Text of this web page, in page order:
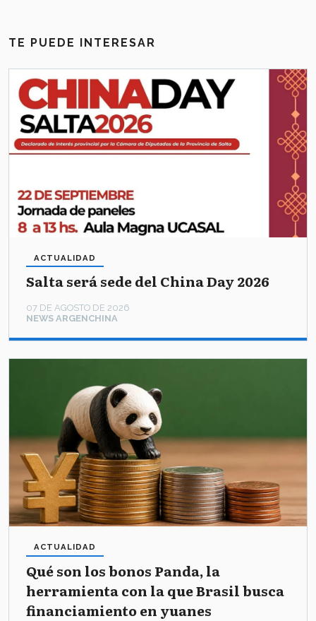
TE PUEDE INTERESAR
Salta será sede del China Day 2026
NEWS ARGENCHINA
ACTUALIDAD
07 DE AGOSTO DE 2026
Qué son los bonos Panda, la
herramienta con la que Brasil busca
financiamiento en yuanes
ACTUALIDAD